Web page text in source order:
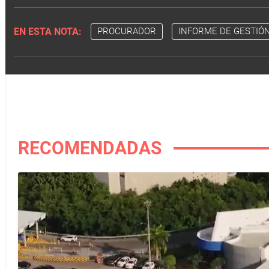
EN ESTA NOTA: PROCURADOR INFORME DE
RECOMENDADAS